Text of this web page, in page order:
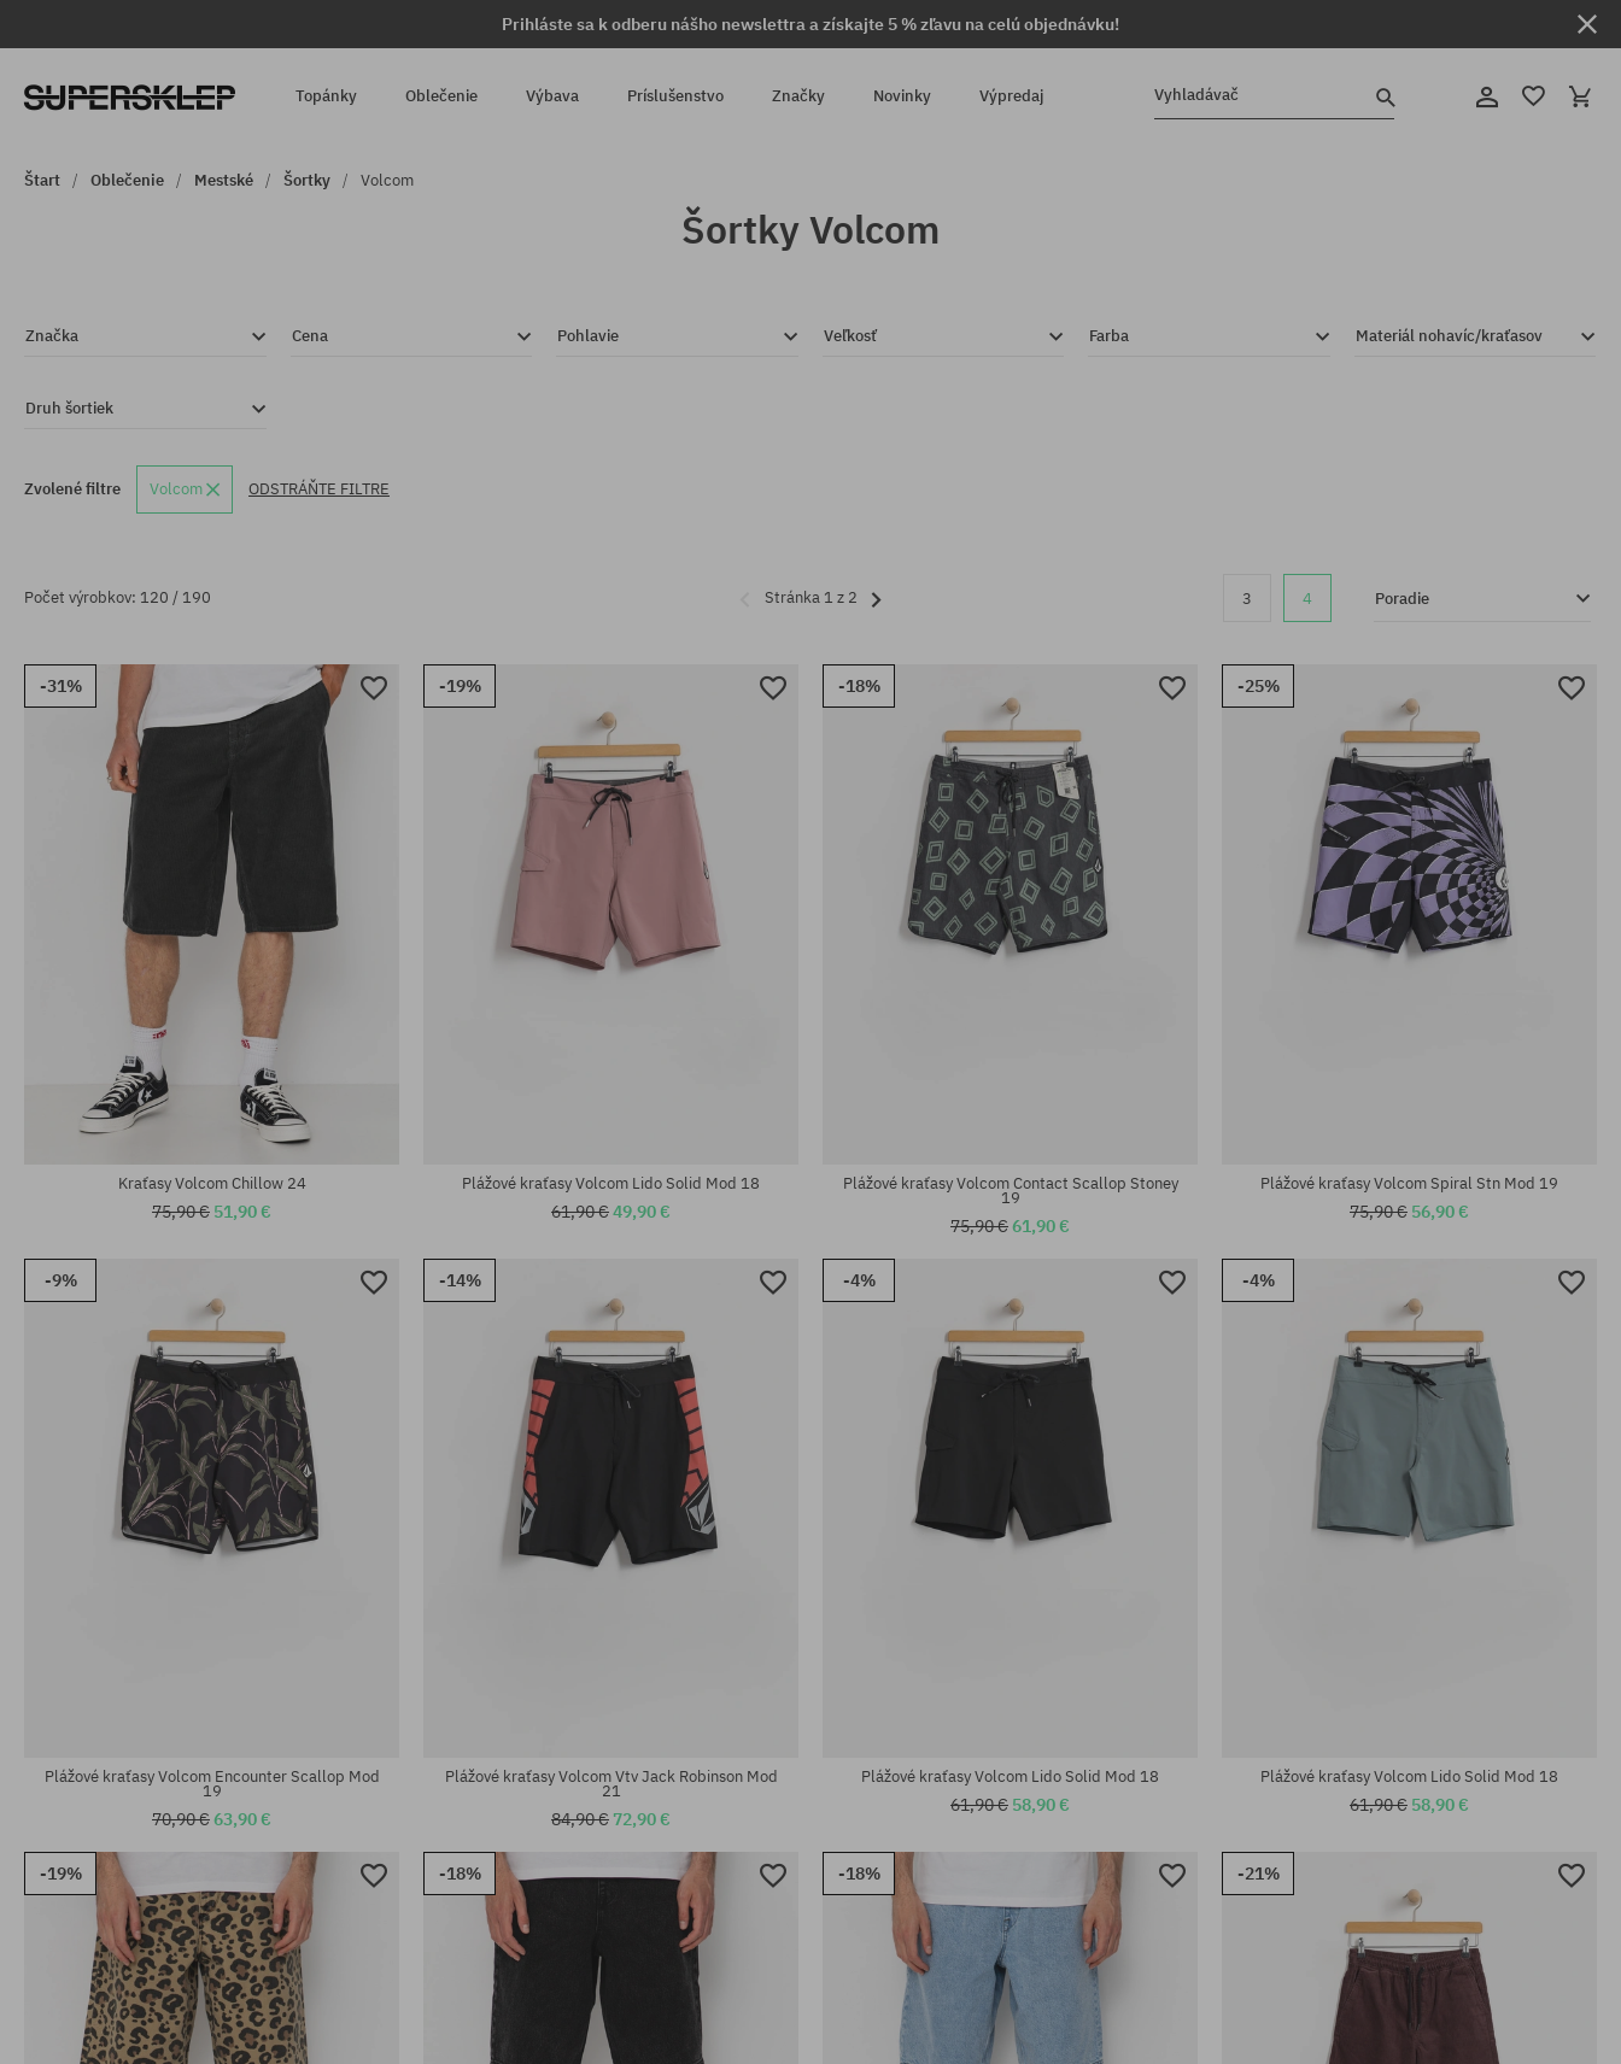
Prihláste sa k odberu nášho newslettra a získajte 5 % zľavu na celú objednávku!
Topánky Oblečenie Výbava Príslušenstvo Značky Novinky Výpredaj Vyhladávač
Štart Oblečenie Mestské Šortky Volcom
Šortky Volcom
Značka Cena Pohlavie Veľkosť Farba Materiál nohavíc/kraťasov
Druh šortiek
Zvolené filtre Volcom ODSTRÁŇTE FILTRE
Počet výrobkov: 120 / 190 Stránka 1 z 2 3 4 Poradie
-31%
Kraťasy Volcom Chillow 24
75,90 € 51,90 €
-19%
Plážové kraťasy Volcom Lido Solid Mod 18
61,90 €49,90 €
-18%
Plážové kraťasy Volcom Contact Scallop Stoney
19
75,90 €61,90 €
-25%
Plážové kraťasy Volcom Spiral Stn Mod 19
75,90 € 56,90 €
-9%
Plážové kraťasy Volcom Encounter Scallop Mod
19
70,90 €63,90 €
-14%
Plážové kraťasy Volcom Vtv Jack Robinson Mod
21
84,90 € 72,90 €
-4%
Plážové kraťasy Volcom Lido Solid Mod 18
61,90 € 58,90 €
-4%
Plážové kraťasy Volcom Lido Solid Mod 18
61,90 € 58,90 €
-19% -18% -18% -21%